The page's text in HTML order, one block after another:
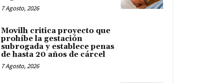
7 Agosto, 2026
Movilh critica proyecto que
prohíbe la gestación
subrogada y establece penas
de hasta 20 años de cárcel
7 Agosto, 2026